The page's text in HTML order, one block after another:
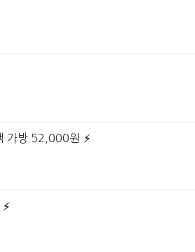
가방 52,000원